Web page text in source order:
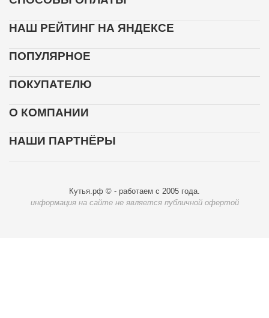
НАШ РЕЙТИНГ НА ЯНДЕКСЕ
ПОПУЛЯРНОЕ
ПОКУПАТЕЛЮ
О КОМПАНИИ
НАШИ ПАРТНЁРЫ
Кутья.рф © - работаем с 2005 года.
информация на сайте не является публичной офертой